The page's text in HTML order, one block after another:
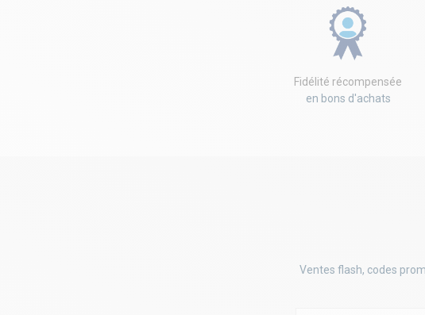
Fidélité récompensée
en bons d'achats
Ventes flash, codes